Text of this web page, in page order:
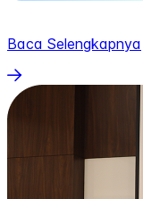
Baca Selengkapnya